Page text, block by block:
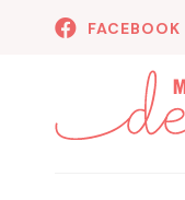
FACEBOOK